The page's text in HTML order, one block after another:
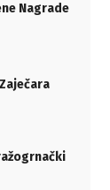
Nagrade